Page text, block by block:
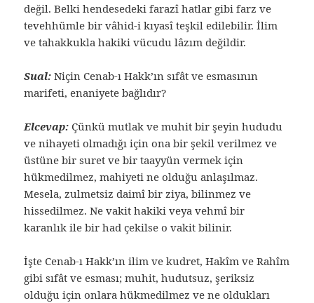
değil. Belki hendesedeki farazî hatlar gibi farz ve
tevehhümle bir vâhid-i kıyasî teşkil edilebilir. İlim
ve tahakkukla hakiki vücudu lâzım değildir.
Sual: Niçin Cenab-ı Hakk’ın sıfât ve esmasının
marifeti, enaniyete bağlıdır?
Elcevap: Çünkü mutlak ve muhit bir şeyin hududu
ve nihayeti olmadığı için ona bir şekil verilmez ve
üstüne bir suret ve bir taayyün vermek için
hükmedilmez, mahiyeti ne olduğu anlaşılmaz.
Mesela, zulmetsiz daimî bir ziya, bilinmez ve
hissedilmez. Ne vakit hakiki veya vehmî bir
karanlık ile bir had çekilse o vakit bilinir.
İşte Cenab-ı Hakk’ın ilim ve kudret, Hakîm ve Rahîm
gibi sıfât ve esması; muhit, hudutsuz, şeriksiz
olduğu için onlara hükmedilmez ve ne oldukları